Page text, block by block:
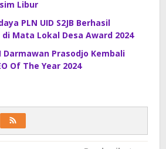
Libur
PLN UID S2JB Berhasil
Mata Lokal Desa Award 2024
Prasodjo Kembali
Of The Year 2024